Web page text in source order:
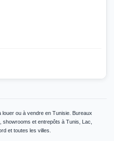
ou à vendre en Tunisie. Bureaux
et entrepôts à Tunis, Lac,
et toutes les villes.